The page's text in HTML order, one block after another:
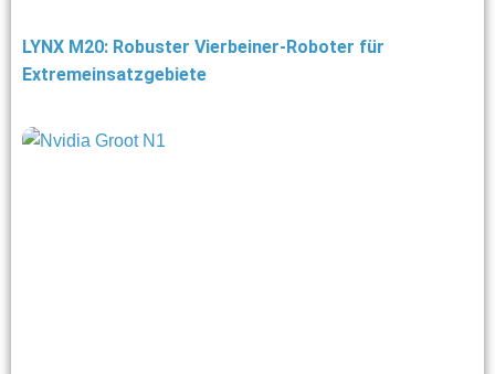
LYNX M20: Robuster Vierbeiner-Roboter für
Extremeinsatzgebiete